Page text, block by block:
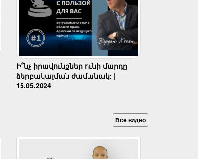
Ի՞նչ իրավունքներ ունի մարդը
ձերբակալման ժամանակ: |
15.05.2024
Все видео